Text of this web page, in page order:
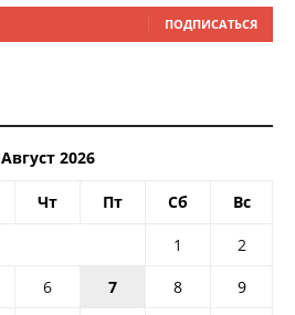
ПОДПИСАТЬСЯ
Август 2026
Чт Пт Сб Вс
1
2
6 7 8
9